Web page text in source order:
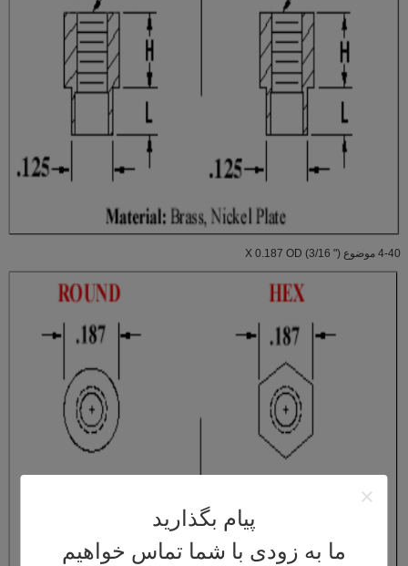
پیام بگذارید
ما به زودی با شما تماس خواهیم
4-40 موضوع X 0.187 OD (3/16 ")